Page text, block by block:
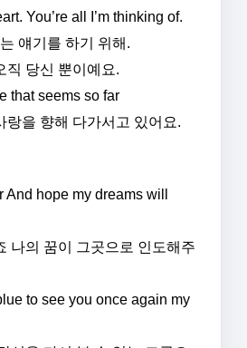
You’re all I’m thinking of.
얘기를 하기 위해.
직 당신 뿐이예요.
that seems so far
랑을 향해 다가서고 있어요.
hope my dreams will
나의 꿈이 그곳으로 인도해주
to see you once again my